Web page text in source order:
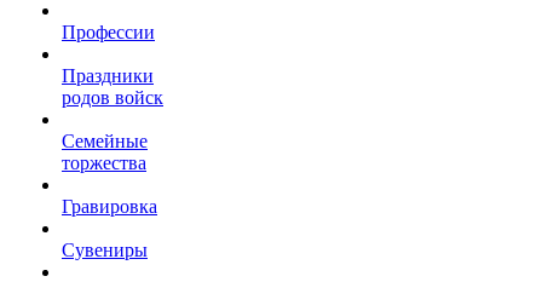
Профессии
Праздники
родов войск
Семейные
торжества
Гравировка
Сувениры